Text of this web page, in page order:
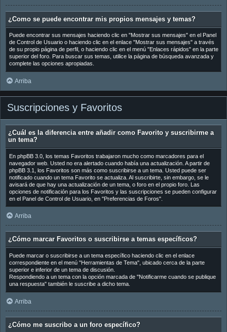
¿Como se puede encontrar mis propios mensajes y temas?
Puede encontrar sus mensajes haciendo clic en "Mostrar sus mensajes" en el Panel
de Control de Usuario o haciendo clic en el enlace "Mostrar sus mensajes" a través
de su propio página de perfil, o haciendo clic en el menú "Enlaces rápidos" en la parte
superior del foro. Para buscar sus temas, utilice la página de búsqueda avanzada y
complete las opciones apropiadas.
Arriba
Suscripciones y Favoritos
¿Cuál es la diferencia entre añadir como Favorito y suscribirme a
un tema?
En phpBB 3.0, los temas Favoritos trabajaron mucho como marcadores para el
navegador web. Usted no era alertado cuando había una actualización. A partir de
phpBB 3.1, los Favoritos son más como suscribirse a un tema. Usted puede ser
notificado cuando un tema Favorito se actualiza. Al suscribirte, sin embargo, se le
avisará de que hay una actualización de un tema, o foro en el propio foro. Las
opciones de notificación para los Favoritos y las suscripciones se pueden configurar
en el Panel de Control de Usuario, en "Preferencias de Foros".
Arriba
¿Cómo marcar Favoritos o suscribirse a temas específicos?
Puede marcar o suscribirse a un tema específico haciendo clic en el enlace
correspondiente en el menú "Herramientas de Tema", ubicado cerca de la parte
superior e inferior de un tema de discusión.
Respondiendo a un tema con la opción marcada de "Notificarme cuando se publique
una respuesta" también le suscribe a dicho tema.
Arriba
¿Cómo me suscribo a un foro específico?